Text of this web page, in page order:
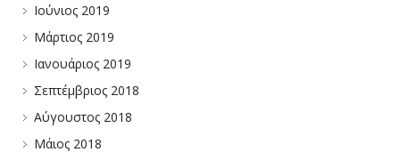
Ιούνιος 2019
Μάρτιος 2019
Ιανουάριος 2019
Σεπτέμβριος 2018
Αύγουστος 2018
Μάιος 2018